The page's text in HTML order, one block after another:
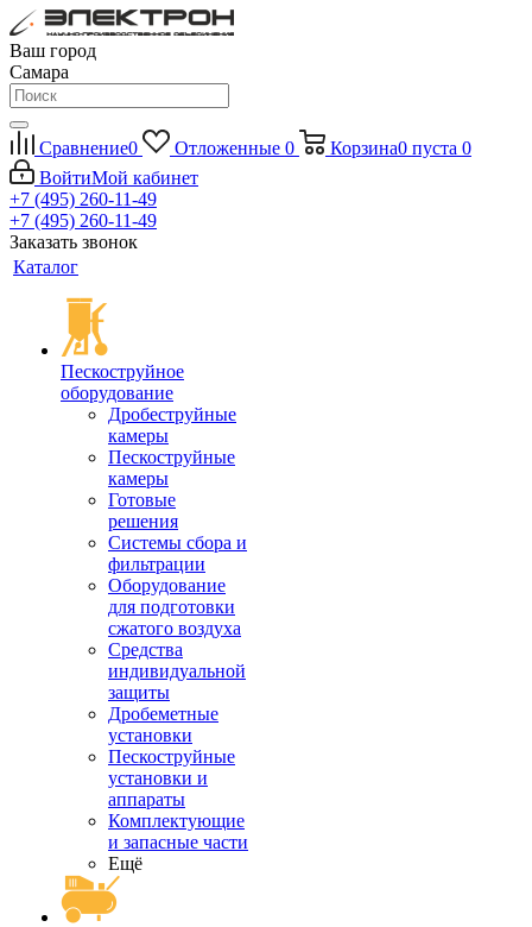
Ваш город
Самара
Сравнение0 Отложенные 0 Корзина0 пуста 0
ВойтиМой кабинет
+7 (495) 260-11-49
+7 (495) 260-11-49
Заказать звонок
Каталог
Пескоструйное
оборудование
Дробеструйные
камеры
Пескоструйные
камеры
Готовые
решения
Системы сбора и
фильтрации
Оборудование
для подготовки
сжатого воздуха
Средства
индивидуальной
защиты
Дробеметные
установки
Пескоструйные
установки и
аппараты
Комплектующие
и запасные части
Ещё